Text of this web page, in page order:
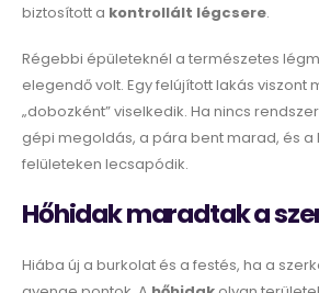
biztosított a kontrollált légcsere.
Régebbi épületeknél a természetes
elegendő volt. Egy felújított lakás viszont
„dobozként” viselkedik. Ha nincs
gépi megoldás, a pára bent marad, és
felületeken lecsapódik.
Hőhidak maradtak a
Hiába új a burkolat és a festés, ha a